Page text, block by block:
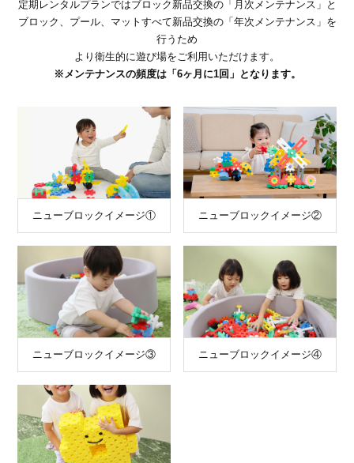
定期レンタルプランではブロック新品交換の「月次メンテナンス」と
ブロック、プール、マットすべて新品交換の「年次メンテナンス」を
行うため
より衛生的に遊び場をご利用いただけます。
※メンテナンスの頻度は「6ヶ月に1回」となります。
ニューブロックイメージ① ニューブロックイメージ②
ニューブロックイメージ③ ニューブロックイメージ④